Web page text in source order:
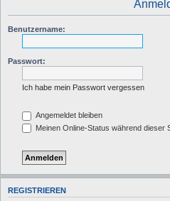
Benutzername:
Passwort:
Ich habe mein Passwort vergessen
Angemeldet bleiben
Meinen Online-Status während dieser
REGISTRIEREN